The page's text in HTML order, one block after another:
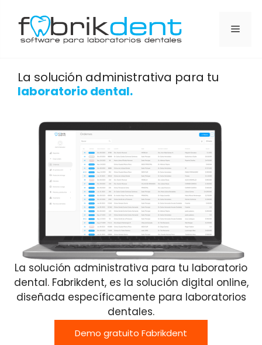
La solución administrativa para tu
laboratorio dental.
La solución administrativa para tu laboratorio
dental. Fabrikdent, es la solución digital online,
diseñada específicamente para laboratorios
dentales.
Demo gratuito Fabrikdent